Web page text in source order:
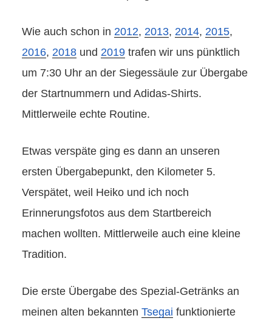
Wie auch schon in 2012, 2013, 2014, 2015,
2016, 2018 und 2019 trafen wir uns pünktlich
um 7:30 Uhr an der Siegessäule zur Übergabe
der Startnummern und Adidas-Shirts.
Mittlerweile echte Routine.
Etwas verspäte ging es dann an unseren
ersten Übergabepunkt, den Kilometer 5.
Verspätet, weil Heiko und ich noch
Erinnerungsfotos aus dem Startbereich
machen wollten. Mittlerweile auch eine kleine
Tradition.
Die erste Übergabe des Spezial-Getränks an
meinen alten bekannten Tsegai funktionierte